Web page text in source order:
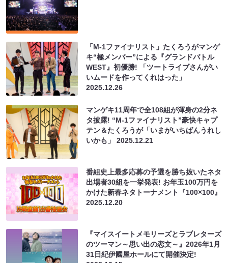
「M-1ファイナリスト」たくろうがマンゲ
キ“極メンバー”による『グランドバトル
WEST』初優勝! 「ツートライブさんがい
いムードを作ってくれはった」
2025.12.26
マンゲキ11周年で全108組が渾身の2分ネ
タ披露! “M-1ファイナリスト”豪快キャプ
テン＆たくろうが「いまがいちばんうれし
いかも」2025.12.21
番組史上最多応募の予選を勝ち抜いたネタ
出場者30組を一挙発表! お年玉100万円を
かけた新春ネタトーナメント『100×100』
2025.12.20
『マイスイートメモリーズとラブレターズ
のツーマン～思い出の恋文～』2026年1月
31日紀伊國屋ホールにて開催決定!